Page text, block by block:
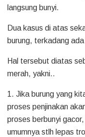
langsung bunyi.
Dua kasus di atas
burung, terkadang
Hal tersebut diatas
merah, yakni..
1. Jika burung yang
proses penjinakan
proses berbunyi
umumnya stlh lepas